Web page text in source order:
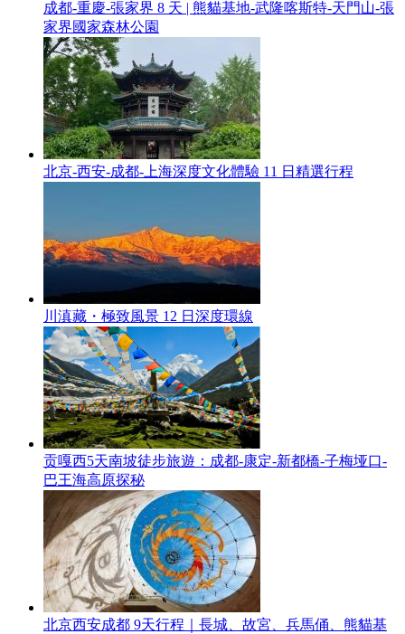
成都-重慶-張家界 8 天 | 熊貓基地-武隆喀斯特-天門山-張
家界國家森林公園
北京-西安-成都-上海深度文化體驗 11 日精選行程
川滇藏・極致風景 12 日深度環線
贡嘎西5天南坡徒步旅遊：成都-康定-新都橋-子梅垭口-
巴王海高原探秘
北京西安成都 9天行程｜長城、故宮、兵馬俑、熊貓基